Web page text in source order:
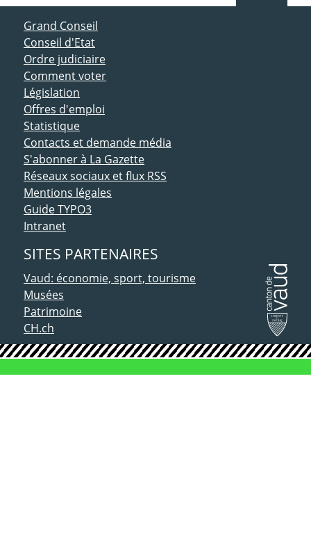
ACCÈS DIRECT
Grand Conseil
Conseil d'Etat
Ordre judiciaire
Comment voter
Législation
Offres d'emploi
Statistique
Contacts et demande média
S'abonner à La Gazette
Réseaux sociaux et flux RSS
Mentions légales
Guide TYPO3
Intranet
SITES PARTENAIRES
Vaud: économie, sport, tourisme
Musées
Patrimoine
CH.ch